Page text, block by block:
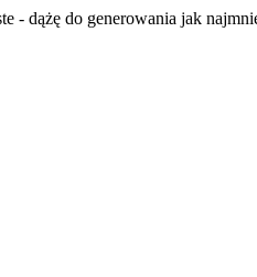
- dążę do generowania jak